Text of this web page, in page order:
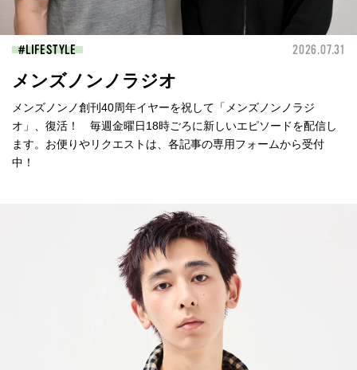
LIFESTYLE 2026.07.31
メンズノンノラジオ
メンズノンノ創刊40周年イヤーを祝して「メンズノンノラジ
オ」、復活！ 毎週金曜日18時ごろに新しいエピソードを配信し
ます。お便りやリクエストは、各記事の専用フォームから受付
中！